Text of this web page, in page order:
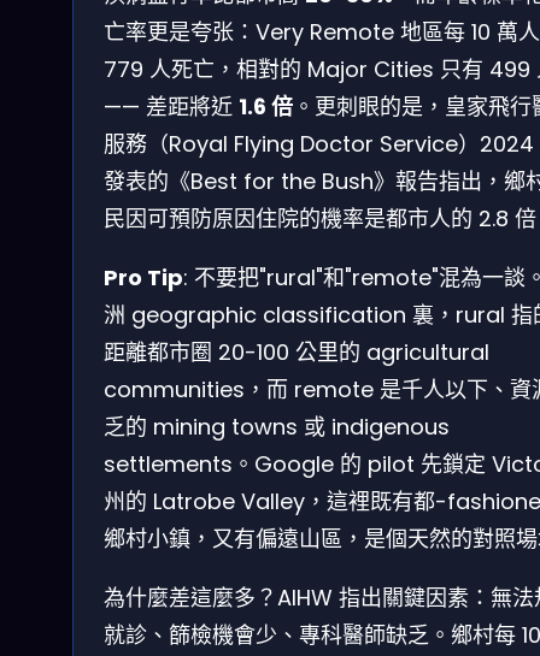
亡率更是夸张：Very Remote 地區每 10 萬
779 人死亡，相對的 Major Cities 只有 499
—— 差距將近 1.6 倍 。更刺眼的是，皇家飛行
服務（Royal Flying Doctor Service）2024
發表的《Best for the Bush》報告指出，鄉
民因可預防原因住院的機率是都市人的 2.8
Pro Tip: 不要把"rural"和"remote"混為一談
洲 geographic classification 裏，rural 指
距離都市圈 20-100 公里的 agricultural
communities，而 remote 是千人以下、資
乏的 mining towns 或 indigenous
settlements。Google 的 pilot 先鎖定
州的 Latrobe Valley，這裡既有都-
鄉村小鎮，又有偏遠山區，是個天然的對照
為什麼差這麼多？AIHW 指出關鍵因素：無法
就診、篩檢機會少、專科醫師缺乏。鄉村每